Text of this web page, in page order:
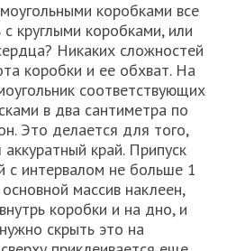
коробками все
круглыми коробками, или
Никаких сложностей
коробки и ее обхват. На
соответствующих
в два сантиметра по
Это делается для того,
край. Припуск
с интервалом не больше 1
массив наклеен,
коробки и на дно, и
скрыть это на